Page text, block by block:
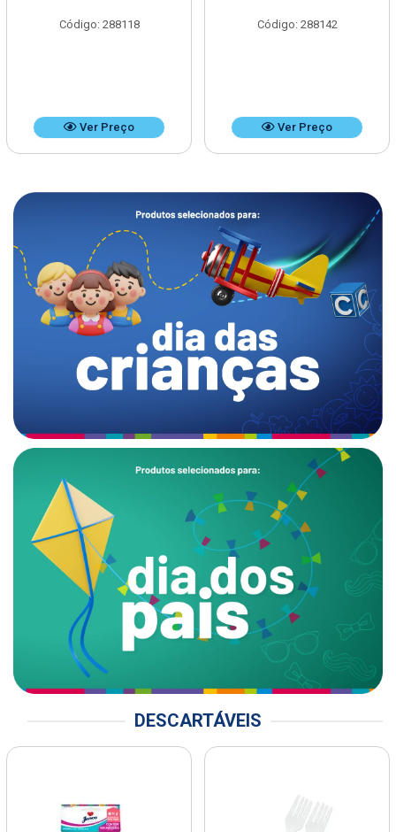
Código: 288118
Ver Preço
Código: 288142
Ver Preço
DESCARTÁVEIS